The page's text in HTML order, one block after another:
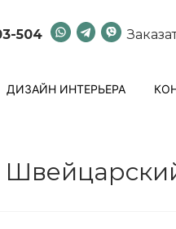
504
ДИЗАЙН ИНТЕРЬЕРА